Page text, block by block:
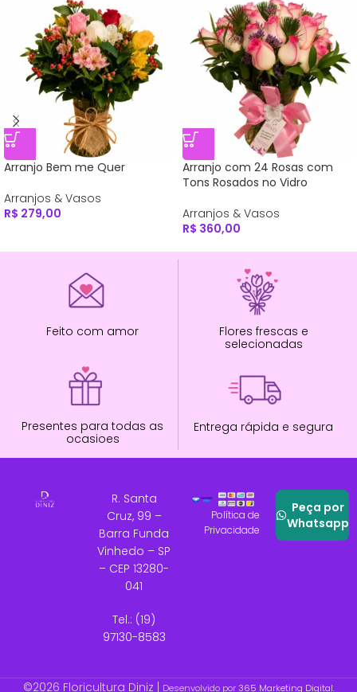
Arranjo Bem me Quer
Arranjos & Vasos
R$ 279,00
Arranjo com 24 Rosas com
Tons Rosados no Vidro
Arranjos & Vasos
R$ 360,00
Feito com amor
Flores frescas e
selecionadas
Presentes para todas as
ocasioes
Entrega rápida e segura
R. Santa
Cruz, 99 –
Barra Funda
Vinhedo – SP
– CEP 13280-
041
Tel.: (19)
97130-8583
Política de
Privacidade
Peça por
Whatsapp
©2026 Floricultura Diniz | Desenvolvido por 365 Marketing Digital.